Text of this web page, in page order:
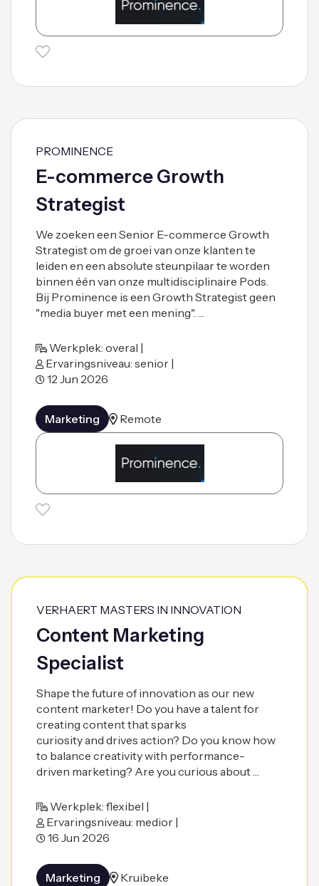
PROMINENCE
E-commerce Growth
Strategist
We zoeken een Senior E-commerce Growth
Strategist om de groei van onze klanten te
leiden en een absolute steunpilaar te worden
binnen één van onze multidisciplinaire Pods.
Bij Prominence is een Growth Strategist geen
"media buyer met een mening". …
Werkplek: overal |
Ervaringsniveau: senior |
12 Jun 2026
Marketing Remote
VERHAERT MASTERS IN INNOVATION
Content Marketing
Specialist
Shape the future of innovation as our new
content marketer! Do you have a talent for
creating content that sparks
curiosity and drives action? Do you know how
to balance creativity with performance-
driven marketing? Are you curious about …
Werkplek: flexibel |
Ervaringsniveau: medior |
16 Jun 2026
Marketing Kruibeke